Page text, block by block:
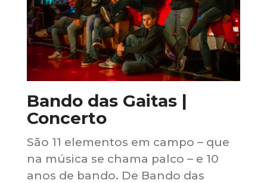
Bando das Gaitas |
Concerto
São 11 elementos em campo – que
na música se chama palco – e 10
anos de bando. De Bando das